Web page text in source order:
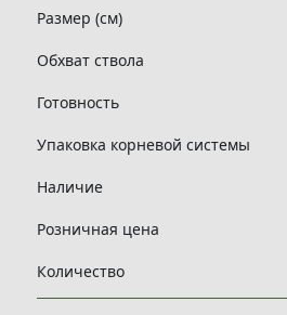
Размер (см)
Обхват ствола
Готовность
Упаковка корневой системы
Наличие
Розничная цена
Количество